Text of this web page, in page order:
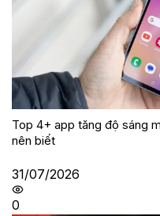
Top 4+ app tăng độ sáng
nên biết
31/07/2026
0